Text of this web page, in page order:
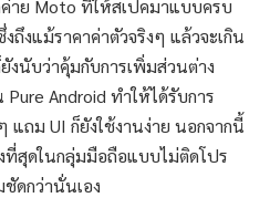
าย Moto ที่ให้สเปคมาแบบครบ
ถึงแม้ราคาค่าตัวจริงๆ แล้วจะเกิน
นับว่าคุ้มกับการเพิ่มส่วนต่าง
Android ทำให้ได้รับการ
แถม UI ก็ยังใช้งานง่าย นอกจากนี้
ที่สุดในกลุ่มมือถือแบบไม่ติดโปร
ดกว่านั่นเอง